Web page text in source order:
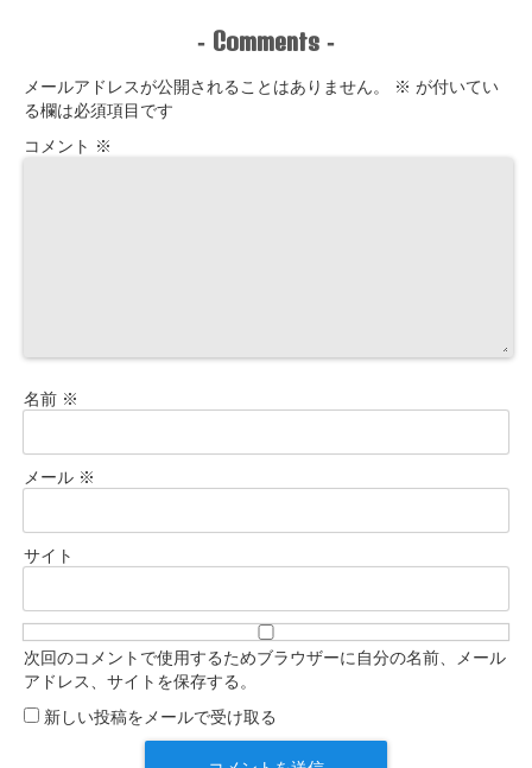
- Comments -
メールアドレスが公開されることはありません。 ※ が付いてい
る欄は必須項目です
コメント ※
名前 ※
メール ※
サイト
次回のコメントで使用するためブラウザーに自分の名前、メール
アドレス、サイトを保存する。
新しい投稿をメールで受け取る